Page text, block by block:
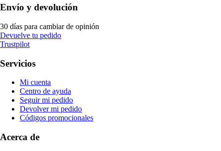
Envío y devolución
30 días para cambiar de opinión
Devuelve tu pedido
Trustpilot
Servicios
Mi cuenta
Centro de ayuda
Seguir mi pedido
Devolver mi pedido
Códigos promocionales
Acerca de